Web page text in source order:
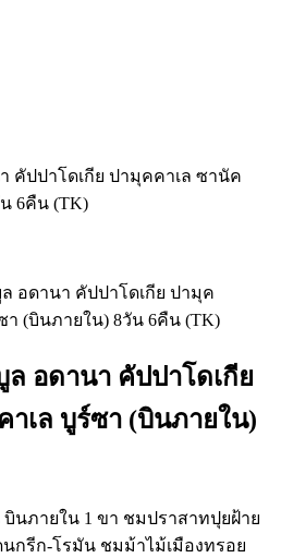
คัปปาโดเกีย ปามุคคาเล ซานัค
6คืน (TK)
อดานา คัปปาโดเกีย
เล บูร์ซา (บินภายใน)
นภายใน 1 ขา ชมปราสาทปุยฝ้าย
กรีก-โรมัน ชมม้าไม้เมืองทรอย